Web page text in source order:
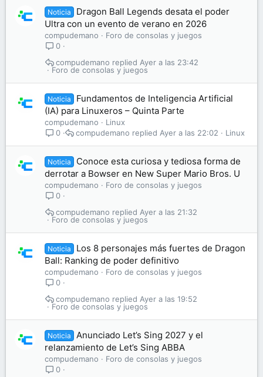
Noticia
Dragon Ball Legends desata el poder
Ultra con un evento de verano en 2026
compudemano
Foro de consolas y juegos
0
Foro de consolas y juegos
Ayer a las 23:42
compudemano
Noticia
Fundamentos de Inteligencia Artificial
(IA) para Linuxeros – Quinta Parte
compudemano
Linux
0
Linux
Ayer a las 22:02
compudemano
Noticia
Conoce esta curiosa y tediosa forma de
derrotar a Bowser en New Super Mario Bros. U
compudemano
Foro de consolas y juegos
0
Foro de consolas y juegos
Ayer a las 21:32
compudemano
Noticia
Los 8 personajes más fuertes de Dragon
Ball: Ranking de poder definitivo
compudemano
Foro de consolas y juegos
0
Foro de consolas y juegos
Ayer a las 19:52
compudemano
Noticia
Anunciado Let’s Sing 2027 y el
relanzamiento de Let’s Sing ABBA
compudemano
Foro de consolas y juegos
0